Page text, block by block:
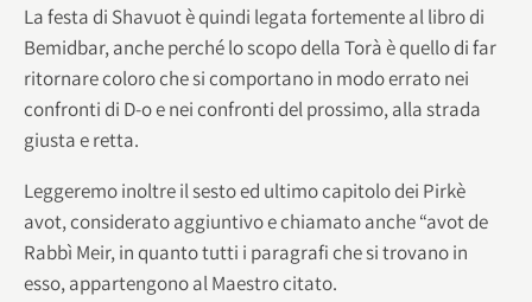
La festa di Shavuot è quindi legata fortemente al libro di
Bemidbar, anche perché lo scopo della Torà è quello di far
ritornare coloro che si comportano in modo errato nei
confronti di D-o e nei confronti del prossimo, alla strada
giusta e retta.
Leggeremo inoltre il sesto ed ultimo capitolo dei Pirkè
avot, considerato aggiuntivo e chiamato anche “avot de
Rabbì Meir, in quanto tutti i paragrafi che si trovano in
esso, appartengono al Maestro citato.